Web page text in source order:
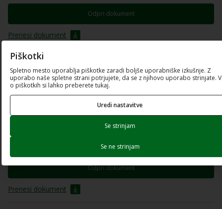
Odpri dokument
Prenesi dokument
Vloga-E.xlsx
Excel preglednica (196.4 Kb)
Prenesi dokument
Elementi-presoje-kreditne-sposobnosti-in-
Odpri dokument
Prenesi dokument
Piškotki
Spletno mesto uporablja piškotke zaradi boljše uporabniške izkušnje. Z
uporabo naše spletne strani potrjujete, da se z njihovo uporabo strinjate.
o piškotkih si lahko preberete tukaj.
Uredi nastavitve
Se strinjam
Se ne strinjam